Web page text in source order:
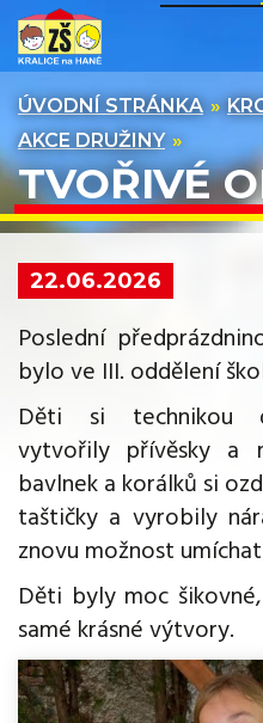
ÚVODNÍ STRÁNKA
AKCE DRUŽINY
TVOŘIVÉ
22.06.2026
Poslední
bylo ve III. oddělení
Děti si technikou
vytvořily přívěsky a
bavlnek a korálků si
taštičky a vyrobily
znovu možnost
Děti byly moc
samé krásné výtvory.